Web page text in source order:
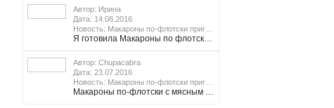
Автор: Ирина
Дата: 14.08.2016
Я готовила Макароны по флотски с говяжим фаршем и это было первое блюдо, которое я решила приготовить в своей первой мультиварке Smile. Получилось о-о-очень вкусно, делала всё по данному рецепту, кроме объёма - несколько больше. Огромное спасибо за рецепт. P.S. В моей мультиварке отсутствующий режим Жарка заменила на Кекс, минимум времени 30 мин.,обжаривала всё при закрытой крышке, периодически открывая её, чтоб добавить очередной ингредиент или перемешать. После добавления макарон и воды готовку продолжила на режиме На пару. Вместо режима Варка. Может кому-то поможет быстрее…
Автор: Chupacabra
Дата: 23.07.2016
Макароны по-флотски с мясным фаршем. Что может быть проще! Очень популярное и сытное мясное блюдо, которое под силу приготовить даже тем, кто далек от кулинарии. Главное, что на приготовление блюда уходит совсем мало времени.